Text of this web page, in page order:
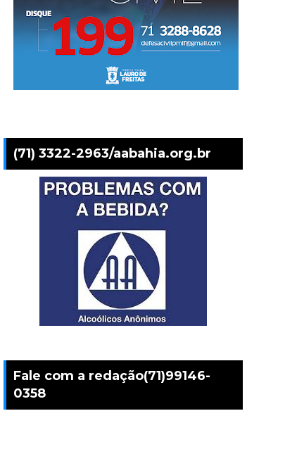
(71) 3322-2963/aabahia.org.br
Fale com a redação(71)99146-
0358